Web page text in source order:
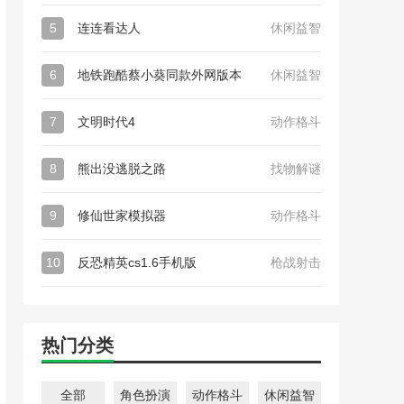
5 连连看达人 休闲益智
6 地铁跑酷蔡小葵同款外网版本 休闲益智
7 文明时代4 动作格斗
8 熊出没逃脱之路 找物解谜
9 修仙世家模拟器 动作格斗
10 反恐精英cs1.6手机版 枪战射击
热门分类
全部 角色扮演 动作格斗 休闲益智